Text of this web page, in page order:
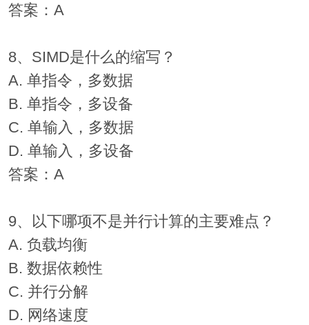
答案：A
8、SIMD是什么的缩写？
A. 单指令，多数据
B. 单指令，多设备
C. 单输入，多数据
D. 单输入，多设备
答案：A
9、以下哪项不是并行计算的主要难点？
A. 负载均衡
B. 数据依赖性
C. 并行分解
D. 网络速度